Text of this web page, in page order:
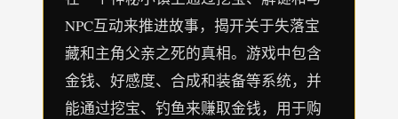
NPC互动来推进故事，揭开关于失落宝
藏和主角父亲之死的真相。游戏中包含
金钱、好感度、合成和装备等系统，并
能通过挖宝、钓鱼来赚取金钱，用于购